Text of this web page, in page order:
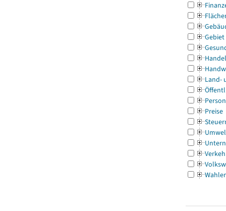
Gebiet
Land-
Preise